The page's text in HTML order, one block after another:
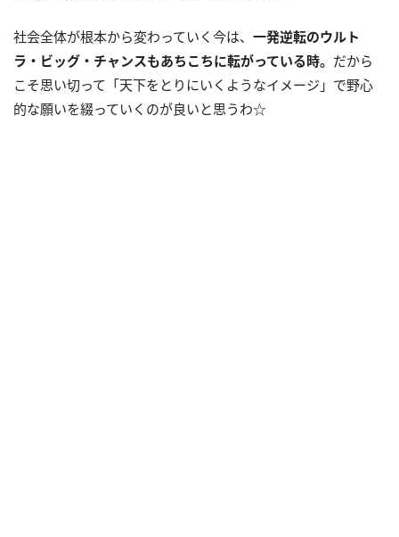
社会全体が根本から変わっていく今は、 一発逆転のウルト
ラ・ビッグ・チャンスもあちこちに転がっている時。 だから
こそ思い切って「天下をとりにいくようなイメージ」で野心
的な願いを綴っていくのが良いと思うわ☆